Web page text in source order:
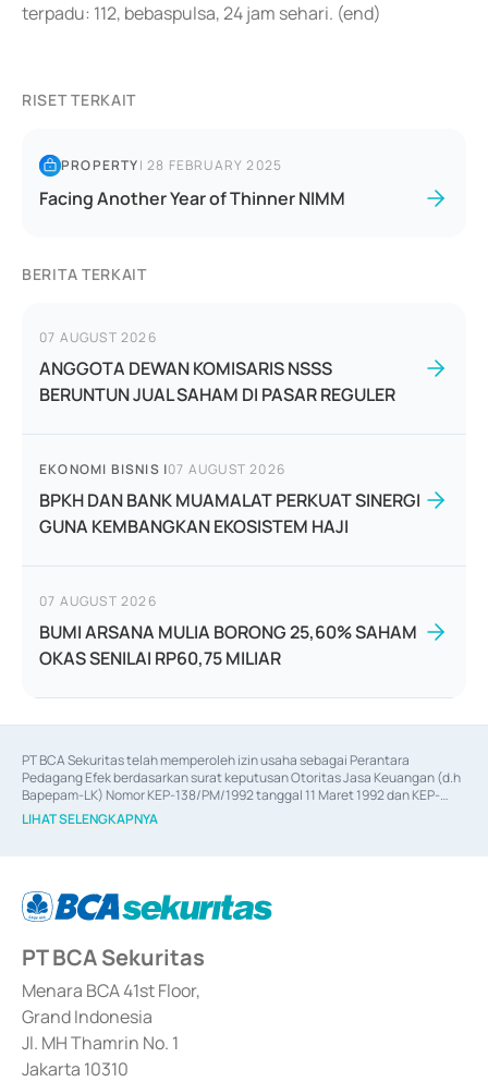
terpadu: 112, bebaspulsa, 24 jam sehari. (end)
RISET TERKAIT
PROPERTY|28 FEBRUARY 2025
Facing Another Year of Thinner NIMM
BERITA TERKAIT
07 AUGUST 2026
ANGGOTA DEWAN KOMISARIS NSSS
BERUNTUN JUAL SAHAM DI PASAR REGULER
EKONOMI BISNIS |07 AUGUST 2026
BPKH DAN BANK MUAMALAT PERKUAT SINERGI
GUNA KEMBANGKAN EKOSISTEM HAJI
07 AUGUST 2026
BUMI ARSANA MULIA BORONG 25,60% SAHAM
OKAS SENILAI RP60,75 MILIAR
PT BCA Sekuritas telah memperoleh izin usaha sebagai Perantara
Pedagang Efek berdasarkan surat keputusan Otoritas Jasa Keuangan (d.h
Bapepam-LK) Nomor KEP-138/PM/1992 tanggal 11 Maret 1992 dan KEP-
06/D.04/2014 tanggal 28 Februari 2014, izin usaha sebagai Penjamin Emisi
Efek berdasarkan surat keputusan Otoritas Jasa Keuangan Nomor KEP-
berdasarkan surat keputusan Otoritas Jasa Keuangan Nomor S-
67/PM.21/2017 tanggal 3 Februari 2017, dan beberapa izin usaha lainnya
Sertifikat Deposito di Pasar Uang yang izinnya diterbitkan pada tahun 2017
dan izin usaha lainnya dari Bank Indonesia sebagai Lembaga Pendukung
Penerbitan, Transaksi, serta Penatausahaan dan Penyelesaian Transaksi
Surat Berharga Komersial yang izinnya diterbitkan pada tahun 2018.
LIHAT SELENGKAPNYA
PT BCA Sekuritas
Menara BCA 41st Floor,
Grand Indonesia
Jl. MH Thamrin No. 1
Jakarta 10310